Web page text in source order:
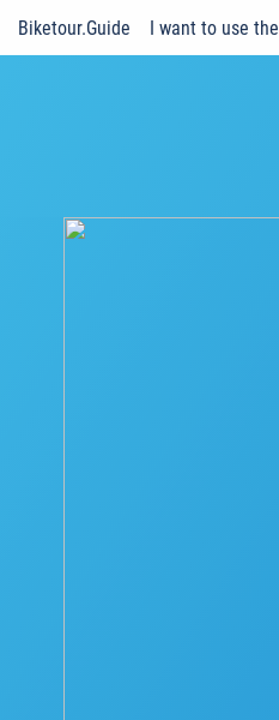
Biketour.Guide I want to use